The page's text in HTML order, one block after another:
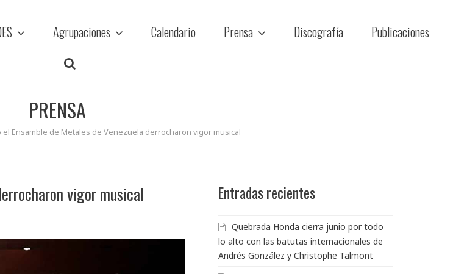
Agrupaciones Calendario Prensa Discografía Publicaciones
PRENSA
el Ensamble de Metales de Venezuela derrocharon vigor musical
vigor musical Entradas recientes
Quebrada Honda cierra junio por todo
lo alto con las batutas internacionales de
Andrés González y Christophe Talmont